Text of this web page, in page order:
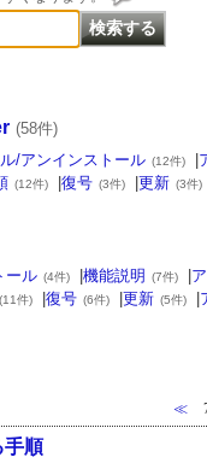
(58件)
/アンインストール (12件)
(12件) 復号 (3件) 更新 (3件)
ール (4件) 機能説明 (7件)
(11件) 復号 (6件) 更新 (5件)
≪
手順